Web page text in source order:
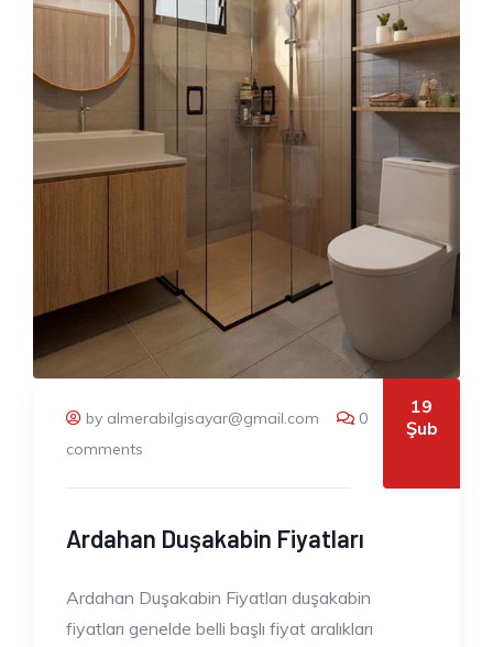
by almerabilgisayar@gmail.com
0
comments
19
Şub
Ardahan Duşakabin Fiyatları
Ardahan Duşakabin Fiyatları duşakabin
fiyatları genelde belli başlı fiyat aralıkları